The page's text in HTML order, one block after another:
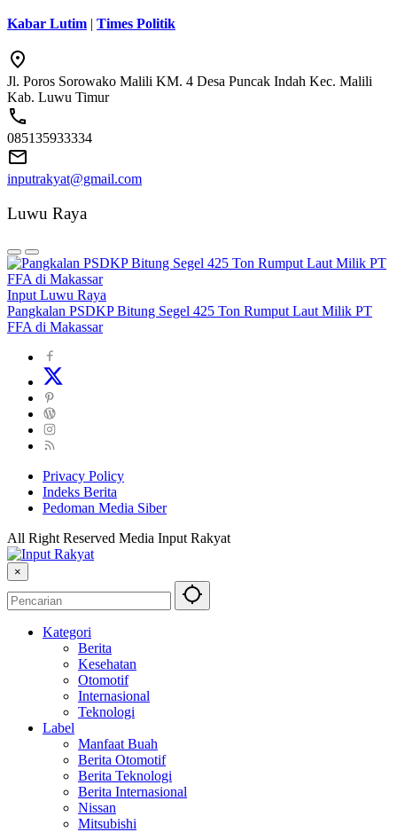
Kabar Lutim | Times Politik
Jl. Poros Sorowako Malili KM. 4 Desa Puncak Indah Kec. Malili
Kab. Luwu Timur
085135933334
inputrakyat@gmail.com
Luwu Raya
Input Luwu Raya
Pangkalan PSDKP Bitung Segel 425 Ton Rumput Laut Milik PT
FFA di Makassar
Privacy Policy
Indeks Berita
Pedoman Media Siber
All Right Reserved Media Input Rakyat
×
Kategori
Berita
Kesehatan
Otomotif
Internasional
Teknologi
Label
Manfaat Buah
Berita Otomotif
Berita Teknologi
Berita Internasional
Nissan
Mitsubishi